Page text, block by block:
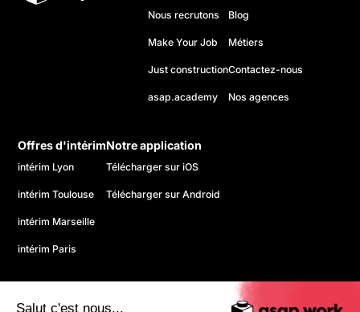
Salut c'est nous...
Nous recrutons
Make Your Job
Just construction
asap.academy
Blog
Métiers
Contactez-nous
Nos agences
Offres d'intérim
intérim Lyon
intérim Toulouse
intérim Marseille
intérim Paris
Notre application
Télécharger sur iOS
Télécharger sur Android